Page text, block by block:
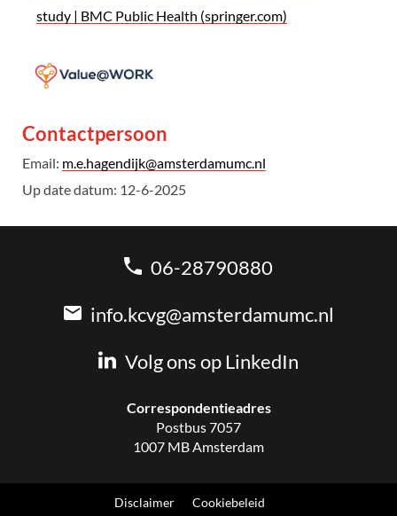
study | BMC Public Health (springer.com)
Contactpersoon
Email: m.e.hagendijk@amsterdamumc.nl
Up date datum: 12-6-2025
06-28790880
info.kcvg@amsterdamumc.nl
Volg ons op LinkedIn
Correspondentieadres
Postbus 7057
1007 MB Amsterdam
Disclaimer Cookiebeleid